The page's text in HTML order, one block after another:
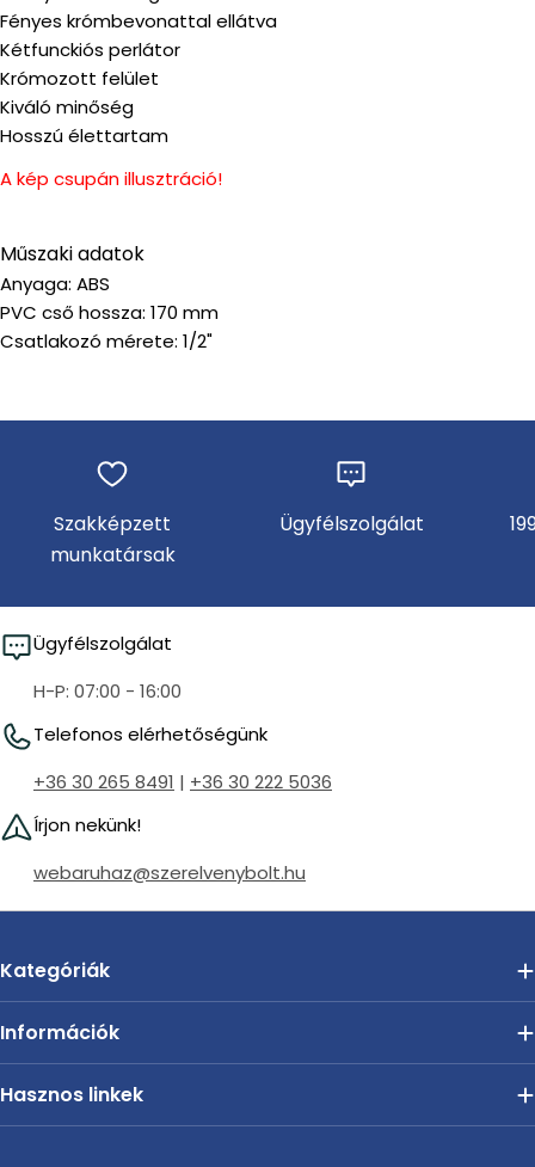
Fényes krómbevonattal ellátva
Kétfunckiós perlátor
Krómozott felület
Kiváló minőség
Hosszú élettartam
A kép csupán illusztráció!
Műszaki adatok
Anyaga: ABS
PVC cső hossza: 170 mm
Csatlakozó mérete: 1/2"
Szakképzett
munkatársak
Ügyfélszolgálat
Ügyfélszolgálat
H-P: 07:00 - 16:00
Telefonos elérhetőségünk
+36 30 265 8491 | +36 30 222 5036
Írjon nekünk!
webaruhaz@szerelvenybolt.hu
Kategóriák
Információk
Hasznos linkek